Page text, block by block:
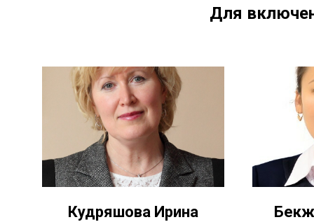
Для
Кудряшова Ирина